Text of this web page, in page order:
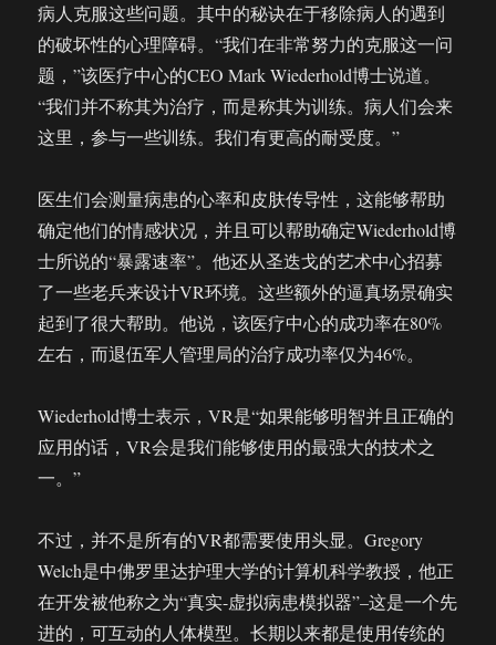
病人克服这些问题。其中的秘诀在于移除病人的遇到
的破坏性的心理障碍。“我们在非常努力的克服这一问
题，”该医疗中心的CEO Mark Wiederhold博士说道。
“我们并不称其为治疗，而是称其为训练。病人们会来
这里，参与一些训练。我们有更高的耐受度。”
医生们会测量病患的心率和皮肤传导性，这能够帮助
确定他们的情感状况，并且可以帮助确定Wiederhold博
士所说的“暴露速率”。他还从圣迭戈的艺术中心招募
了一些老兵来设计VR环境。这些额外的逼真场景确实
起到了很大帮助。他说，该医疗中心的成功率在80%
左右，而退伍军人管理局的治疗成功率仅为46%。
Wiederhold博士表示，VR是“如果能够明智并且正确的
应用的话，VR会是我们能够使用的最强大的技术之
一。”
不过，并不是所有的VR都需要使用头显。Gregory
Welch是中佛罗里达护理大学的计算机科学教授，他正
在开发被他称之为“真实-虚拟病患模拟器”–这是一个先
进的，可互动的人体模型。长期以来都是使用传统的